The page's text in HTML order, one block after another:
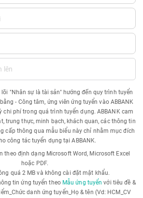
lên
"Nhân sự là tài sản" hướng đến quy trình tuyển
- Công tâm, ứng viên ứng tuyển vào ABBANK
chi phí trong quá trình tuyển dụng. ABBANK cam
trung thực, minh bạch, khách quan, các thông tin
cấp thông qua mẫu biểu này chỉ nhằm mục đích
công tác tuyển dụng tại ABBANK.
theo định dạng Microsoft Word, Microsoft Excel
hoặc PDF.
quá 2 MB và không cài đặt mật khẩu.
tin ứng tuyển theo Mẫu ứng tuyển với tiêu đề &
danh ứng tuyển_Họ & tên (Vd: HCM_CV